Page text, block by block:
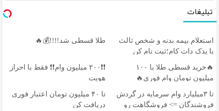
تبلیغات
استعلام بیمه بدنه و شخص ثالث
با یدک دات کام؛ثبت نام کن
طلا قسطی شد!!!!💰🔥
🔥خرید قسطی طلا با ۱۰۰
میلیون تومان وام فوری🔥
❗❗۲۰۰ میلیون وام❗❗ فقط با احراز
هویت
تا ۳میلیارد وام سرمایه در گردش
فروشندگان => فروشگاهت رو
تا ۴۰ میلیون تومان اعتبار فوری
دریافت کن